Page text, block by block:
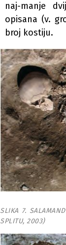
naj-manje
opisana (v.
broj kostiju.
SLIKA 7.
SPLITU, 2003)